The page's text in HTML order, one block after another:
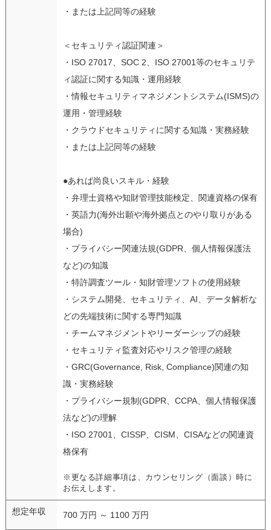
・または上記同等の経験
＜セキュリティ認証関連＞
・ISO 27017、SOC 2、ISO 27001等のセキュリテ
ィ認証に関する知識・運用経験
・情報セキュリティマネジメントシステム(ISMS)の
運用・管理経験
・クラウドセキュリティに関する知識・実務経験
・または上記同等の経験
●あれば尚良いスキル・経験
・弁理士資格や知財管理技能検定、関連資格の保有
・英語力(海外出願や海外拠点とのやり取りがある
場合)
・プライバシー関連法規(GDPR、個人情報保護法
など)の知識
・特許調査ツール・知財管理ソフトの使用経験
・システム開発、セキュリティ、AI、データ解析な
どの先端技術に関する専門知識
・チームマネジメントやリーダーシップの経験
・セキュリティ監査対応やリスク管理の経験
・GRC(Governance, Risk, Compliance)関連の知
識・実務経験
・プライバシー規制(GDPR、CCPA、個人情報保護
法など)の理解
・ISO 27001、CISSP、CISM、CISAなどの関連資
格保有
※更なる詳細事項は、カウンセリング（面談）時に
お伝えします。
想定年収 700 万円 ～ 1100 万円